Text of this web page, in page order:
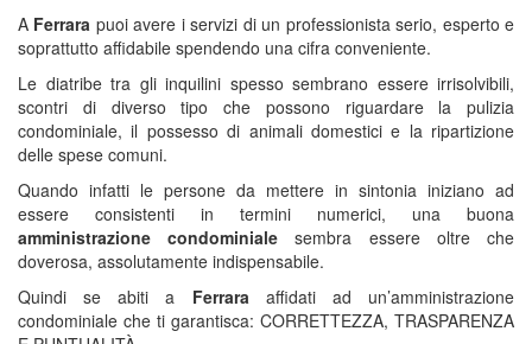
A Ferrara puoi avere i servizi di un professionista serio, esperto e
soprattutto affidabile spendendo una cifra conveniente.
Le diatribe tra gli inquilini spesso sembrano essere irrisolvibili,
scontri di diverso tipo che possono riguardare la pulizia
condominiale, il possesso di animali domestici e la ripartizione
delle spese comuni.
Quando infatti le persone da mettere in sintonia iniziano ad
essere consistenti in termini numerici, una buona
amministrazione
condominiale sembra essere oltre che
doverosa, assolutamente indispensabile.
Quindi se abiti a Ferraraaffidati ad un’amministrazione
condominiale che ti garantisca: CORRETTEZZA, TRASPARENZA